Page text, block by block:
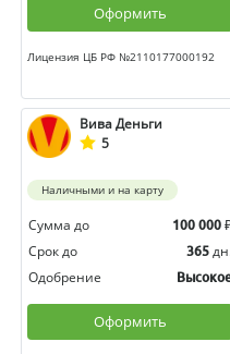
Оформить
Лицензия ЦБ РФ №2110177000192
Вива Деньги
5
Наличными и на карту
Сумма до 100 000
Срок до
365
Одобрение
Оформить